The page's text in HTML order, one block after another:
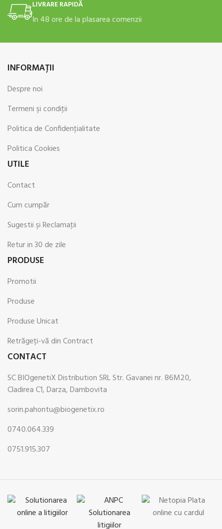
LIVRARE RAPIDĂ
In 48 ore de la plasarea comenzii
INFORMAŢII
Despre noi
Termeni şi condiţii
Politica de Confidenţialitate
Politica Cookies
UTILE
Contact
Cum cumpăr
Sugestii şi Reclamaţii
Retur in 30 de zile
PRODUSE
Promotii
Produse
Produse Unicat
Retrăgeți-vă din Contract
CONTACT
SC BIOgenetiX Distribution SRL Str. Gavanei nr. 86M20,
Cladirea C1, Darza, Dambovita
sorin.pahontu@biogenetix.ro
0740.064.339
0751.915.307